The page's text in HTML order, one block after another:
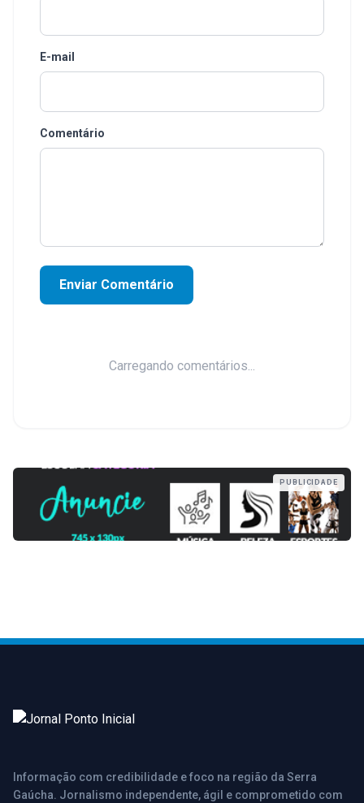
E-mail
Comentário
Enviar Comentário
Carregando comentários...
PUBLICIDADE
Informação com credibilidade e foco na região da Serra
Gaúcha. Jornalismo independente, ágil e comprometido com